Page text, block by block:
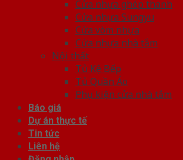
Cửa nhựa ghép thanh
Cửa nhựa Sungyu
Cửa vòm nhựa
Cửa nhựa nhà tắm
Nội thất
Tủ Kệ Bếp
Tủ Quần Áo
Phụ kiện cửa nhà tắm
Báo giá
Dự án thực tế
Tin tức
Liên hệ